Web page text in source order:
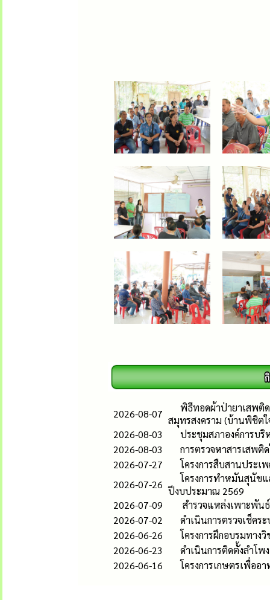
2026-08-07
พิธีทอดผ้าป่ายาเสพติ
สมุทรสงคราม (บ้านพิชิต
2026-08-03
ประชุมสภาองค์การบ
2026-08-03
การตรวจหาสารเสพติ
2026-07-27
โครงการสืบสานประ
2026-07-26
โครงการทำหมันสุนัข
ปีงบประมาณ 2569
2026-07-09
สำรวจแหล่งเพาะพัน
2026-07-02
ดำเนินการตรวจเช็คร
2026-06-26
โครงการฝึกอบรมทาง
2026-06-23
ดำเนินการติดตั้งลำโ
2026-06-16
โครงการเกษตรเพื่ออ